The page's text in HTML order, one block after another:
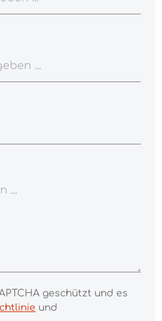
geschützt und es
und